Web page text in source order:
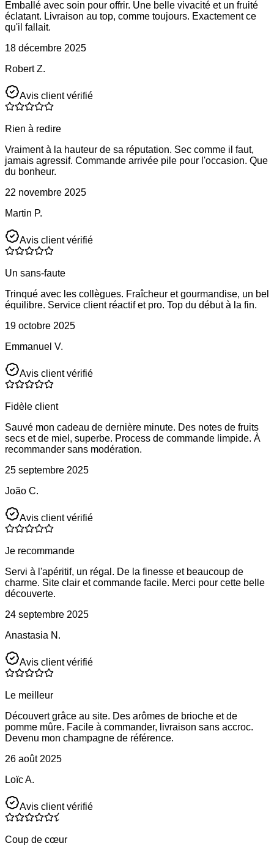
Emballé avec soin pour offrir. Une belle vivacité et un fruité
éclatant. Livraison au top, comme toujours. Exactement ce
qu'il fallait.
18 décembre 2025
Robert Z.
Avis client vérifié
Rien à redire
Vraiment à la hauteur de sa réputation. Sec comme il faut,
jamais agressif. Commande arrivée pile pour l'occasion. Que
du bonheur.
22 novembre 2025
Martin P.
Avis client vérifié
Un sans-faute
Trinqué avec les collègues. Fraîcheur et gourmandise, un bel
équilibre. Service client réactif et pro. Top du début à la fin.
19 octobre 2025
Emmanuel V.
Avis client vérifié
Fidèle client
Sauvé mon cadeau de dernière minute. Des notes de fruits
secs et de miel, superbe. Process de commande limpide. À
recommander sans modération.
25 septembre 2025
João C.
Avis client vérifié
Je recommande
Servi à l'apéritif, un régal. De la finesse et beaucoup de
charme. Site clair et commande facile. Merci pour cette belle
découverte.
24 septembre 2025
Anastasia N.
Avis client vérifié
Le meilleur
Découvert grâce au site. Des arômes de brioche et de
pomme mûre. Facile à commander, livraison sans accroc.
Devenu mon champagne de référence.
26 août 2025
Loïc A.
Avis client vérifié
Coup de cœur